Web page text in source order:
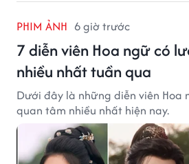
PHIM ẢNH 6 giờ trước
7 diễn viên Hoa ngữ có
nhiều nhất tuần qua
Dưới đây là những diễn viên Hoa
quan tâm nhiều nhất hiện nay.